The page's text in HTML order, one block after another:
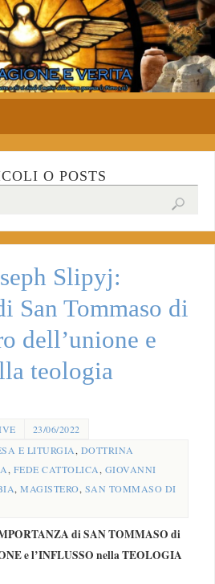
O POSTS
Slipyj:
San Tommaso di
dell’unione e
teologia
23/06/2022
E LITURGIA, DOTTRINA
, FEDE CATTOLICA, GIOVANNI
,MAGISTERO, SAN TOMMASO DI
di SAN TOMMASO di
e l’INFLUSSO nella TEOLOGIA